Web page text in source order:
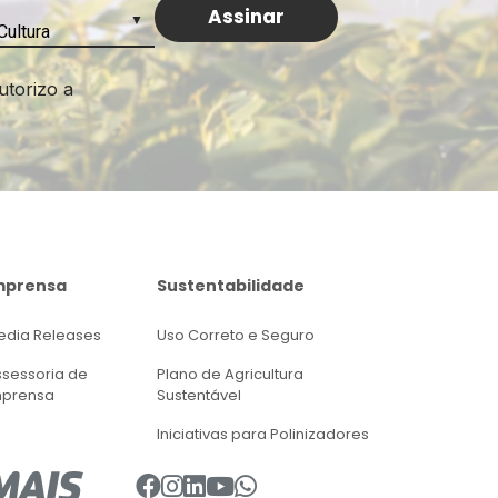
altas
o Brent
de 25%
cana. A
vê
de
o
sendo
a
Releases
de
Sustentabilidade
Uso Correto e Seguro
Plano de Agricultura
Sustentável
Iniciativas para Polinizadores